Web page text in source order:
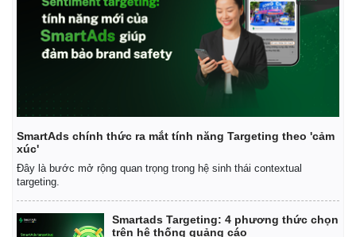
Doanh nghiệp
Doanh nhân
Công nghệ
Sành điệu
Tin Công nghệ
SmartAds chính thức ra mắt tính năng Targeting theo 'cảm
xúc'
Đây là bước mở rộng quan trọng trong hệ sinh thái contextual
targeting.
Smartads Targeting: 4 phương thức chọn
trên hệ thống quảng cáo